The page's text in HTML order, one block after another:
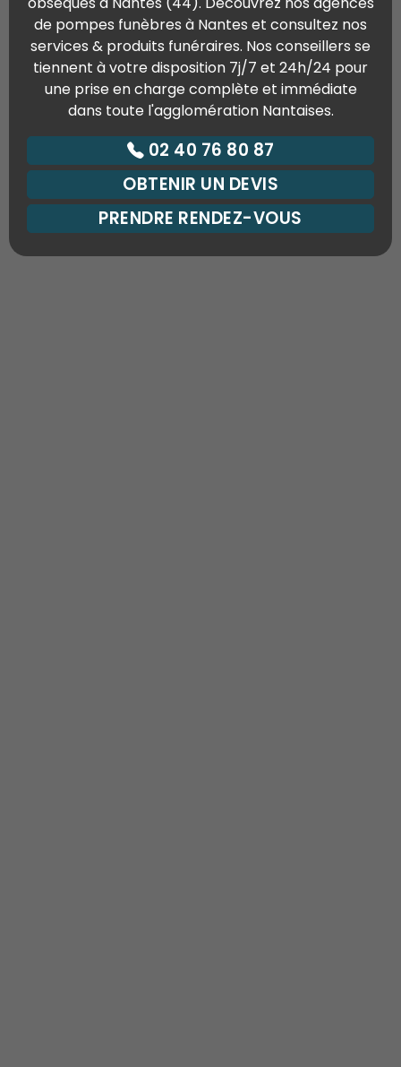
de pompes funèbres à Nantes et consultez nos
services & produits funéraires. Nos conseillers se
tiennent à votre disposition 7j/7 et 24h/24 pour
une prise en charge complète et immédiate
dans toute l'agglomération Nantaises.
02 40 76 80 87
OBTENIR UN DEVIS
PRENDRE RENDEZ-VOUS